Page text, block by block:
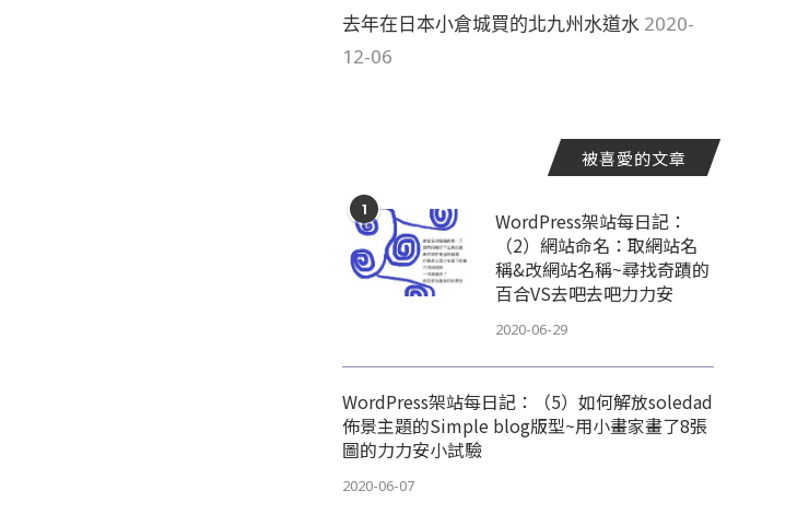
去年在日本小倉城買的北九州水道水 2020-
12-06
被喜愛的文章
1
WordPress架站每日記：
（2）網站命名：取網站名
稱&改網站名稱~尋找奇蹟的
百合VS去吧去吧力力安
2020-06-29
WordPress架站每日記：（5）如何解放soledad
佈景主題的Simple blog版型~用小畫家畫了8張
圖的力力安小試驗
2020-06-07